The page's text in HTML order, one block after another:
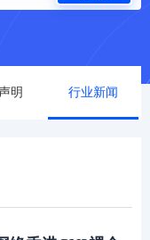
明 行业新闻